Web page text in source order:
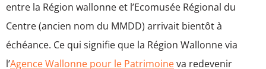
entre la Région wallonne et l’Ecomusée Régional du
Centre (ancien nom du MMDD) arrivait bientôt à
échéance. Ce qui signifie que la Région Wallonne via
l’Agence Wallonne pour le Patrimoineva redevenir